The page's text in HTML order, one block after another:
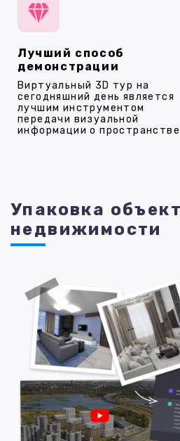
Лучший способ
демонстрации
Виртуальный 3D тур на
сегодняшний день является
лучшим инструментом
передачи визуальной
информации о пространстве
Упаковка
недвижимости